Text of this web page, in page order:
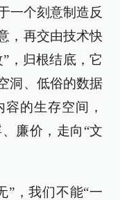
一个刻意制造反
，再交由技术快
，归根结底，它
洞、低俗的数据
的生存空间，
廉价，走向“文
”，我们不能“一